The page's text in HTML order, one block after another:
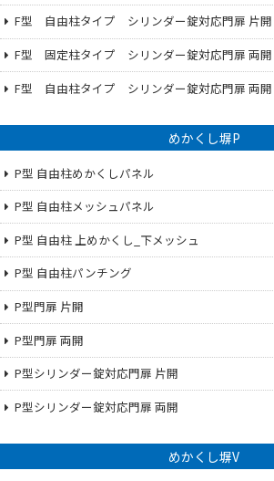
F型 自由柱タイプ シリンダー錠対応門扉 片開
F型 固定柱タイプ シリンダー錠対応門扉 両開
F型 自由柱タイプ シリンダー錠対応門扉 両開
めかくし塀P
P型 自由柱めかくしパネル
P型 自由柱メッシュパネル
P型 自由柱 上めかくし_下メッシュ
P型 自由柱パンチング
P型門扉 片開
P型門扉 両開
P型シリンダー錠対応門扉 片開
P型シリンダー錠対応門扉 両開
めかくし塀V